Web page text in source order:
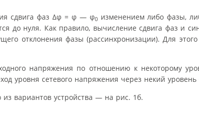
сдвига фаз Δφ = φ — φ0изменением либо фазы,
до нуля. Как правило, вычисление сдвига фаз и
отклонения фазы (рассинхронизации). Для
напряжения по отношению к некоторому
уровня сетевого напряжения через некий уровень
вариантов устройства — на рис. 1б.